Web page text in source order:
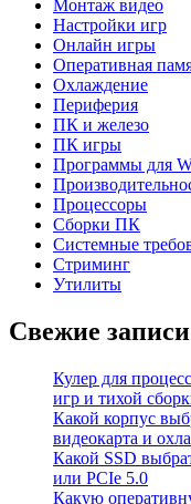
Монтаж видео
Настройки игр
Онлайн игры
Оперативная
Охлаждение
Периферия
ПК и железо
ПК игры
Программы для
Процессоры
Сборки ПК
Системные
Стриминг
Утилиты
Свежие записи
Кулер для
игр и тихой
Какой корпус
видеокарта и
Какой SSD
или PCIe 5.0
Какую